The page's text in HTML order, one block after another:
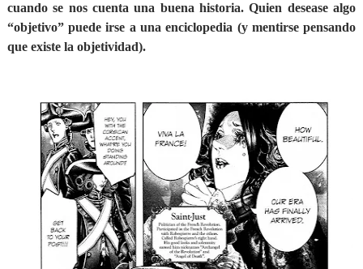
cuando se nos cuenta una buena historia. Quien desease algo
“objetivo” puede irse a una enciclopedia (y mentirse pensando
que existe la objetividad).